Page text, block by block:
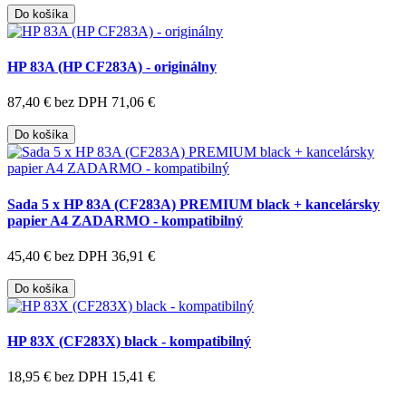
Do košíka
HP 83A (HP CF283A) - originálny
87,40 € bez DPH 71,06 €
Do košíka
Sada 5 x HP 83A (CF283A) PREMIUM black + kancelársky
papier A4 ZADARMO - kompatibilný
45,40 € bez DPH 36,91 €
Do košíka
HP 83X (CF283X) black - kompatibilný
18,95 € bez DPH 15,41 €